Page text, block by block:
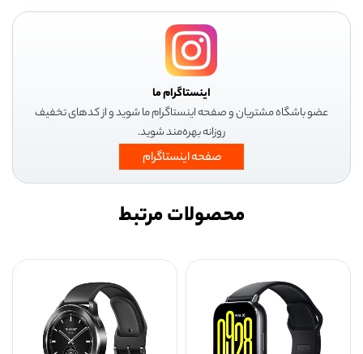
اینستاگرام ما
عضو باشگاه مشتریان و صفحه اینستاگرام ما شوید و از کدهای تخفیف
روزانه بهره‌مند شوید.
صفحه اینستاگرام
محصولات مرتبط